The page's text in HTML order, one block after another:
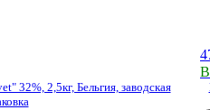
32%, 2,5кг, Бельгия, заводская